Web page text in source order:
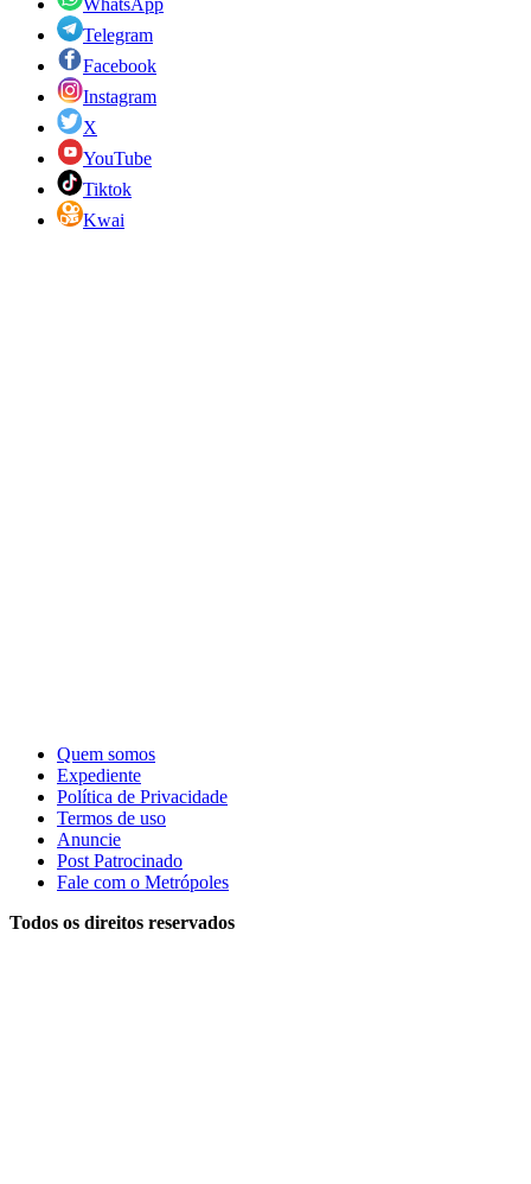
WhatsApp
Telegram
Facebook
Instagram
X
YouTube
Tiktok
Kwai
Quem somos
Expediente
Política de Privacidade
Termos de uso
Anuncie
Post Patrocinado
Fale com o Metrópoles
Todos os direitos reservados